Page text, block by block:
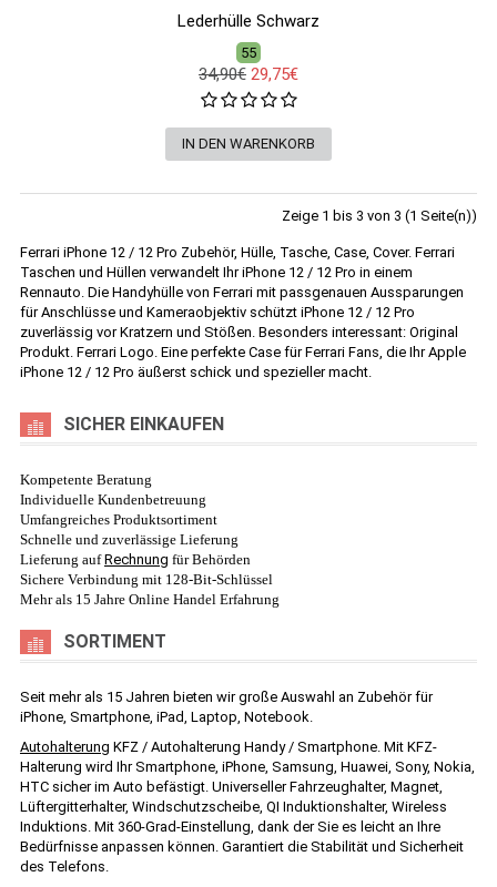
Lederhülle Schwarz
55
34,90€ 29,75€
Zeige 1 bis 3 von 3 (1 Seite(n))
Ferrari iPhone 12 / 12 Pro Zubehör, Hülle, Tasche, Case, Cover. Ferrari
Taschen und Hüllen verwandelt Ihr iPhone 12 / 12 Pro in einem
Rennauto. Die Handyhülle von Ferrari mit passgenauen Aussparungen
für Anschlüsse und Kameraobjektiv schützt iPhone 12 / 12 Pro
zuverlässig vor Kratzern und Stößen. Besonders interessant: Original
Produkt. Ferrari Logo. Eine perfekte Case für Ferrari Fans, die Ihr Apple
iPhone 12 / 12 Pro äußerst schick und spezieller macht.
SICHER EINKAUFEN
Kompetente Beratung
Individuelle Kundenbetreuung
Umfangreiches Produktsortiment
Schnelle und zuverlässige Lieferung
Lieferung aufRechnung für Behörden
Sichere Verbindung mit 128-Bit-Schlüssel
Mehr als 15 Jahre Online Handel Erfahrung
SORTIMENT
Seit mehr als 15 Jahren bieten wir große Auswahl an Zubehör für
iPhone, Smartphone, iPad, Laptop, Notebook.
Autohalterung KFZ / Autohalterung Handy / Smartphone. Mit KFZ-
Halterung wird Ihr Smartphone, iPhone, Samsung, Huawei, Sony, Nokia,
HTC sicher im Auto befästigt. Universeller Fahrzeughalter, Magnet,
Lüftergitterhalter, Windschutzscheibe, QI Induktionshalter, Wireless
Induktions. Mit 360-Grad-Einstellung, dank der Sie es leicht an Ihre
Bedürfnisse anpassen können. Garantiert die Stabilität und Sicherheit
des Telefons.